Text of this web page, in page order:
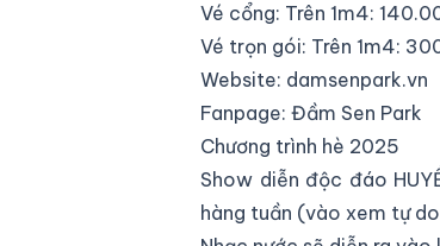
Vé cổng: Trên 1m4:
Vé trọn gói: Trên 1m4:
Website: damsenpark.vn
Fanpage: Đầm Sen Park
Chương trình hè 2025
Show diễn độc đáo
hàng tuần (vào xem tự